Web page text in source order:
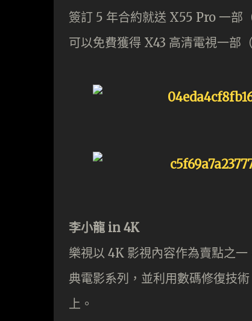
簽訂 5 年合約就送 X55 Pro 一部
可以免費獲得 X43 高清電視一部
李小龍 in 4K
樂視以 4K 影視內容作為賣點之
典電影系列，並利用數碼修復技
上。